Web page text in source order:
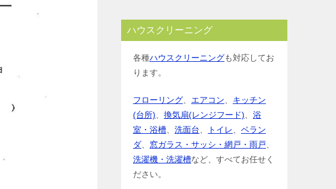
ハウスクリーニング
各種ハウスクリーニングも対応してお
ります。
フローリング エアコン
キッチン
(台所)
換気扇(レンジフード)
浴
室・浴槽
洗面台 トイレ
ベラン
ダ
窓ガラス・サッシ・網戸・雨戸
洗濯機・洗濯槽など、すべてお任せく
ださい。